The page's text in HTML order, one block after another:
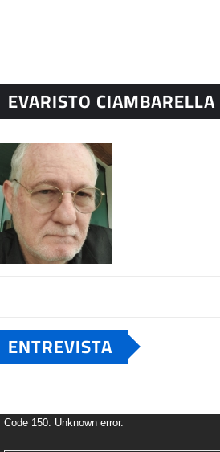
EVARISTO CIAMBARELLA
ENTREVISTA
deCode 150: Unknown error.